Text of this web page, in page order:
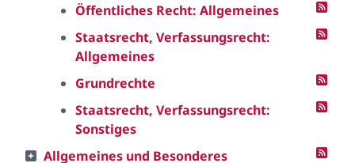
Öffentliches Recht: Allgemeines
Staatsrecht, Verfassungsrecht:
Allgemeines
Grundrechte
Staatsrecht, Verfassungsrecht:
Sonstiges
Allgemeines und Besonderes